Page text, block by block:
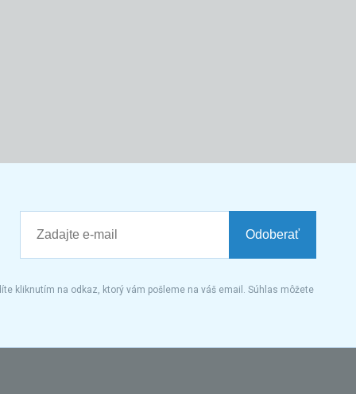
Odoberať
kliknutím na odkaz, ktorý vám pošleme na váš email. Súhlas môžete